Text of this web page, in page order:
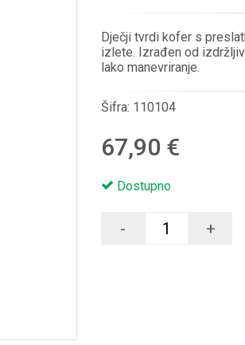
Dječji tvrdi kofer s
izlete. Izrađen od
lako manevriranje.
Šifra: 110104
67,90 €
Dostupno
- +